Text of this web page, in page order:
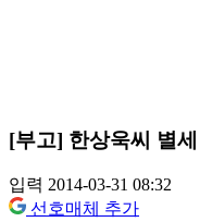
[부고] 한상욱씨 별
입력 2014-03-31 08:32
선호매체 추가